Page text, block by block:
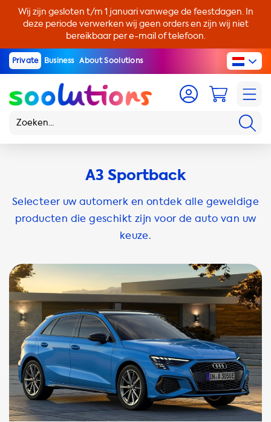
Wij zijn gesloten t/m 1 januari vanwege de feestdagen. In
deze periode verwerken wij geen orders en zijn wij niet
bereikbaar per e-mail of telefoon.
Private Business About Soolutions
A3 Sportback
Selecteer uw automerk en ontdek alle geweldige
producten die geschikt zijn voor de auto van uw
keuze.